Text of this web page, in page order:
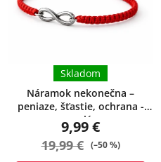
5
Náramok nekonečna –
peniaze, šťastie, ochrana -
malý
Skladom
9,99 €
19,99 € (–50 %)